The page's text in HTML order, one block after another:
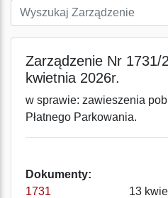
Zarządzenie Nr 1731/
kwietnia 2026r.
w sprawie: zawieszenia
Płatnego Parkowania.
Dokumenty:
1731
13